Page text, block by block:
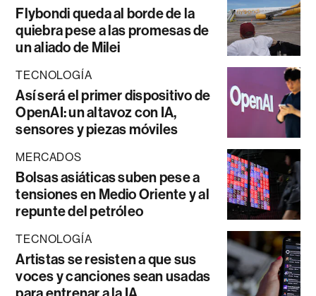
Flybondi queda al borde de la
quiebra pese a las promesas de
un aliado de Milei
TECNOLOGÍA
Así será el primer dispositivo de
OpenAI: un altavoz con IA,
sensores y piezas móviles
MERCADOS
Bolsas asiáticas suben pese a
tensiones en Medio Oriente y al
repunte del petróleo
TECNOLOGÍA
Artistas se resisten a que sus
voces y canciones sean usadas